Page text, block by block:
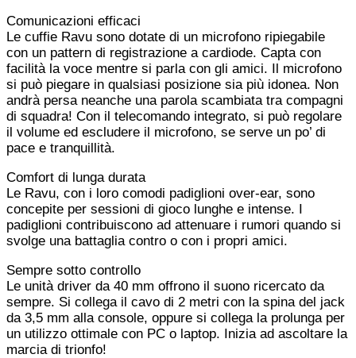
Comunicazioni efficaci
Le cuffie Ravu sono dotate di un microfono ripiegabile
con un pattern di registrazione a cardiode. Capta con
facilità la voce mentre si parla con gli amici. Il microfono
si può piegare in qualsiasi posizione sia più idonea. Non
andrà persa neanche una parola scambiata tra compagni
di squadra! Con il telecomando integrato, si può regolare
il volume ed escludere il microfono, se serve un po’ di
pace e tranquillità.
Comfort di lunga durata
Le Ravu, con i loro comodi padiglioni over-ear, sono
concepite per sessioni di gioco lunghe e intense. I
padiglioni contribuiscono ad attenuare i rumori quando si
svolge una battaglia contro o con i propri amici.
Sempre sotto controllo
Le unità driver da 40 mm offrono il suono ricercato da
sempre. Si collega il cavo di 2 metri con la spina del jack
da 3,5 mm alla console, oppure si collega la prolunga per
un utilizzo ottimale con PC o laptop. Inizia ad ascoltare la
marcia di trionfo!